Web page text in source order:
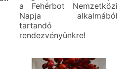
a Fehérbot Nemzetközi
Napja alkalmából
tartandó
rendezvényünkre!